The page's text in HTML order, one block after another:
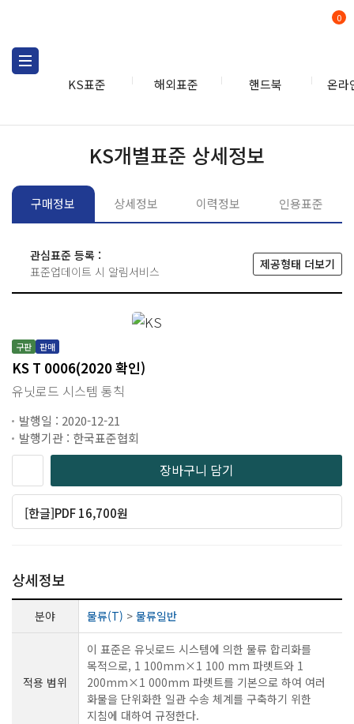
KS표준 해외표준 핸드북 온라
0
KS개별표준 상세정보
구매정보 상세정보 이력정보 인용표준
관심표준 등록 :
표준업데이트 시 알림서비스
제공형태 더보기
구판 판매
KS T 0006(2020 확인)
유닛로드 시스템 통칙
발행일 : 2020-12-21
발행기관 : 한국표준협회
장바구니 담기
[한글]PDF 16,700원
상세정보
분야 물류(T) > 물류일반
적용 범위
이 표준은 유닛로드 시스템에 의한 물류 합리화를
목적으로, 1 100mm×1 100 mm 파렛트와 1
200mm×1 000mm 파렛트를 기본으로 하여 여러
화물을 단위화한 일관 수송 체계를 구축하기 위한
지침에 대하여 규정한다.